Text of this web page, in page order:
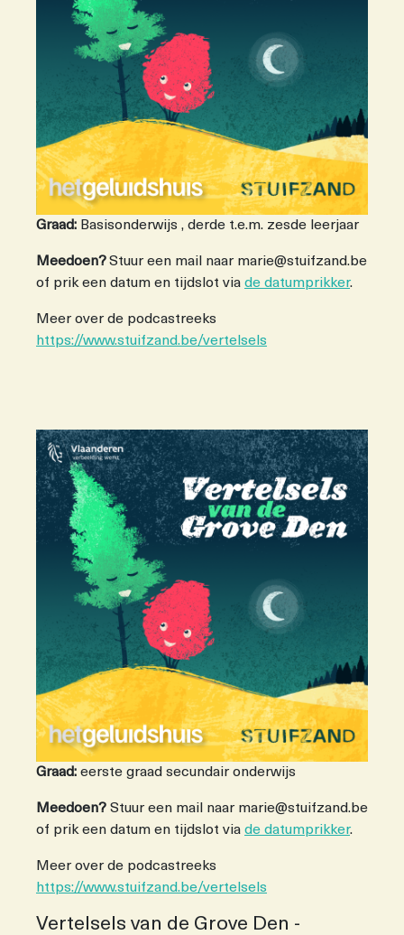
Graad: Basisonderwijs , derde t.e.m. zesde leerjaar
Meedoen?Stuur een mail naar marie@stuifzand.be
of prik een datum en tijdslot via de datumprikker.
Meer over de podcastreeks
https://www.stuifzand.be/vertelsels
Graad: eerste graad secundair onderwijs
Meedoen? Stuur een mail naar marie@stuifzand.be
of prik een datum en tijdslot via de datumprikker.
Meer over de podcastreeks
https://www.stuifzand.be/vertelsels
Vertelsels van de Grove Den -